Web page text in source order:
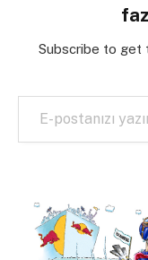
Subscribe to get
E-postanızı yazın…